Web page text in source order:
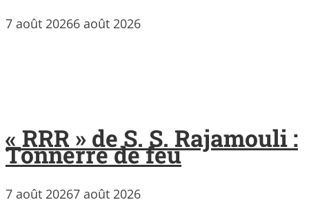
7 août 20266 août 2026
« RRR » de S. S. Rajamouli :
Tonnerre de feu
7 août 20267 août 2026